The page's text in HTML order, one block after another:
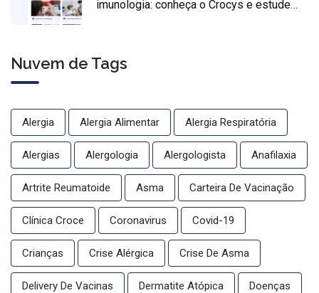
imunologia: conheça o Crocys e estude
Nuvem de Tags
Alergia Alergia Alimentar Alergia Respiratória
Alergias Alergologia Alergologista Anafilaxia
Artrite Reumatoide Asma Carteira De Vacinação
Clínica Croce Coronavirus Covid-19
Crianças Crise Alérgica Crise De Asma
Delivery De Vacinas Dermatite Atópica Doenças